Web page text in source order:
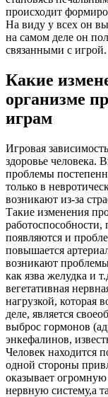
происходит
На виду у всех он
на самом деле он
связанными с игрой.
Какие
организме
играм
Игровая
здоровье человека.
проблемы
только в
возникают из-за
Такие изменения
работоспособности,
появляются и
повышается
возникают
как язва желудка и
вегетативная
нагрузкой, которая
деле, является
выброс гормонов
энкефалинов,
Человек находится
одной стороны
оказывает
нервную систему,а